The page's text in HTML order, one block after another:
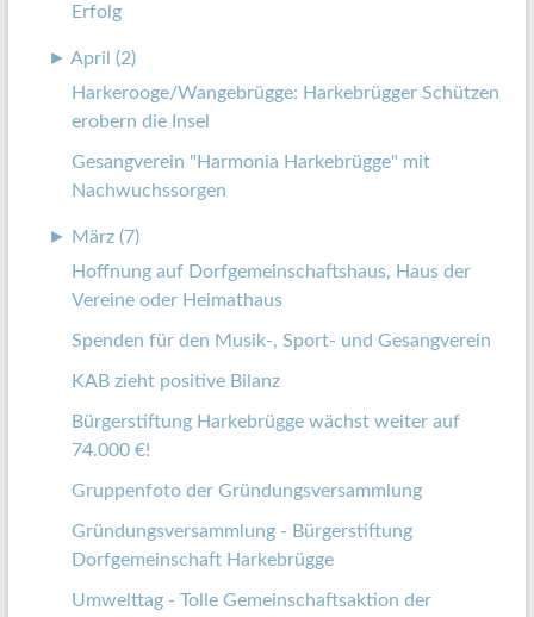
Erfolg
► April (2)
Harkerooge/Wangebrügge: Harkebrügger Schützen
erobern die Insel
Gesangverein "Harmonia Harkebrügge" mit
Nachwuchssorgen
►
März (7)
Hoffnung auf Dorfgemeinschaftshaus, Haus der
Vereine oder Heimathaus
Spenden für den Musik-, Sport- und Gesangverein
KAB zieht positive Bilanz
Bürgerstiftung Harkebrügge wächst weiter auf
74.000 €!
Gruppenfoto der Gründungsversammlung
Gründungsversammlung - Bürgerstiftung
Dorfgemeinschaft Harkebrügge
Umwelttag - Tolle Gemeinschaftsaktion der